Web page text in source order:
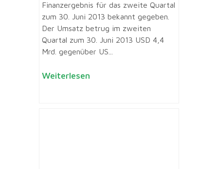
Finanzergebnis für das zweite Quartal
zum 30. Juni 2013 bekannt gegeben.
Der Umsatz betrug im zweiten
Quartal zum 30. Juni 2013 USD 4,4
Mrd. gegenüber US...
Weiterlesen